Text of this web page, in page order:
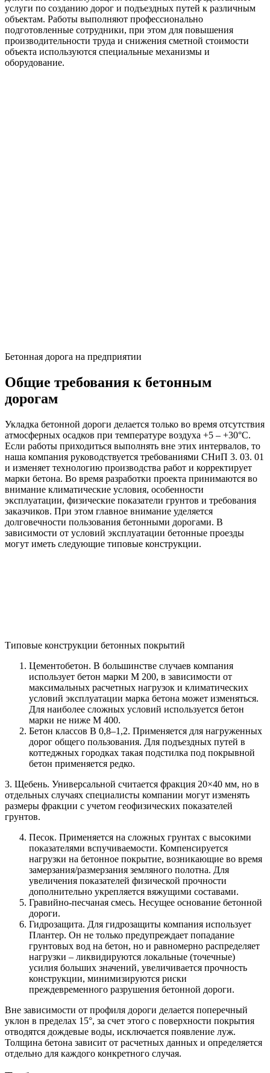
услуги по созданию дорог и подъездных путей к различным
объектам. Работы выполняют профессионально
подготовленные сотрудники, при этом для повышения
производительности труда и снижения сметной стоимости
объекта используются специальные механизмы и
оборудование.
Бетонная дорога на предприятии
Общие требования к бетонным
дорогам
Укладка бетонной дороги делается только во время отсутствия
атмосферных осадков при температуре воздуха +5 – +30°С.
Если работы приходиться выполнять вне этих интервалов, то
наша компания руководствуется требованиями СНиП 3. 03. 01
и изменяет технологию производства работ и корректирует
марки бетона. Во время разработки проекта принимаются во
внимание климатические условия, особенности
эксплуатации, физические показатели грунтов и требования
заказчиков. При этом главное внимание уделяется
долговечности пользования бетонными дорогами. В
зависимости от условий эксплуатации бетонные проезды
могут иметь следующие типовые конструкции.
Типовые конструкции бетонных покрытий
Цементобетон. В большинстве случаев компания
использует бетон марки М 200, в зависимости от
максимальных расчетных нагрузок и климатических
условий эксплуатации марка бетона может изменяться.
Для наиболее сложных условий используется бетон
марки не ниже М 400.
Бетон классов В 0,8–1,2. Применяется для нагруженных
дорог общего пользования. Для подъездных путей в
коттеджных городках такая подстилка под покрывной
бетон применяется редко.
3­. Щебень. Универсальной считается фракция 20×40 мм, но в
отдельных случаях специалисты компании могут изменять
размеры фракции с учетом геофизических показателей
грунтов.
Песок. Применяется на сложных грунтах с высокими
показателями вспучиваемости. Компенсируется
нагрузки на бетонное покрытие, возникающие во время
замерзания/размерзания земляного полотна. Для
увеличения показателей физической прочности
дополнительно укрепляется вяжущими составами.
Гравийно-песчаная смесь. Несущее основание бетонной
дороги.
Гидрозащита. Для гидрозащиты компания использует
Плантер. Он не только предупреждает попадание
грунтовых вод на бетон, но и равномерно распределяет
нагрузки – ликвидируются локальные (точечные)
усилия больших значений, увеличивается прочность
конструкции, минимизируются риски
преждевременного разрушения бетонной дороги.
Вне зависимости от профиля дороги делается поперечный
уклон в пределах 15°, за счет этого с поверхности покрытия
отводятся дождевые воды, исключается появление луж.
Толщина бетона зависит от расчетных данных и определяется
отдельно для каждого конкретного случая.